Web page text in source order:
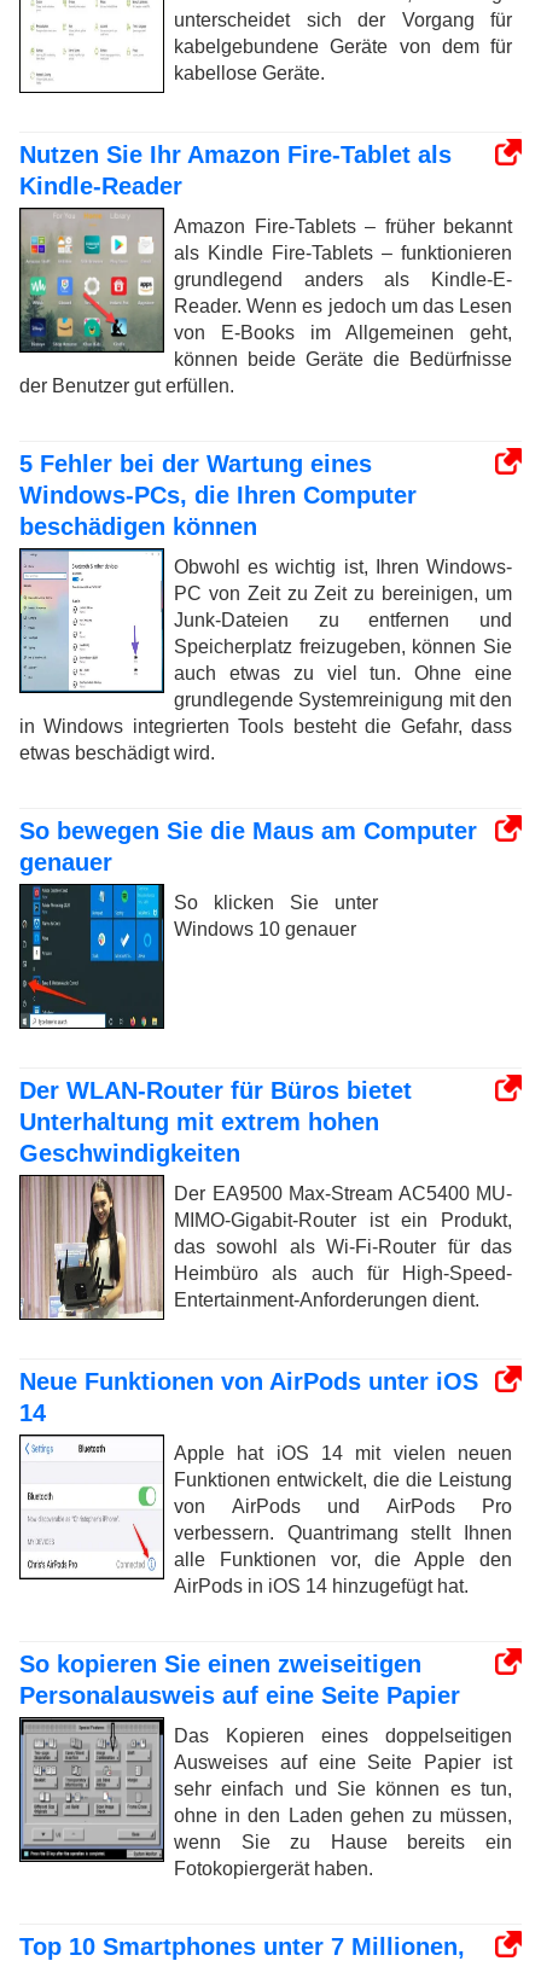
unterscheidet sich der Vorgang für
kabelgebundene Geräte von dem für
kabellose Geräte.
Nutzen Sie Ihr Amazon Fire-Tablet als
Kindle-Reader
Amazon Fire-Tablets – früher bekannt
als Kindle Fire-Tablets – funktionieren
grundlegend anders als Kindle-E-
Reader. Wenn es jedoch um das Lesen
von E-Books im Allgemeinen geht,
können beide Geräte die Bedürfnisse
der Benutzer gut erfüllen.
5 Fehler bei der Wartung eines
Windows-PCs, die Ihren Computer
beschädigen können
Obwohl es wichtig ist, Ihren Windows-
PC von Zeit zu Zeit zu bereinigen, um
Junk-Dateien zu entfernen und
Speicherplatz freizugeben, können Sie
auch etwas zu viel tun. Ohne eine
grundlegende Systemreinigung mit den
in Windows integrierten Tools besteht die Gefahr, dass
etwas beschädigt wird.
So bewegen Sie die Maus am Computer
genauer
So klicken Sie unter
Windows 10 genauer
Der WLAN-Router für Büros bietet
Unterhaltung mit extrem hohen
Geschwindigkeiten
Der EA9500 Max-Stream AC5400 MU-
MIMO-Gigabit-Router ist ein Produkt,
das sowohl als Wi-Fi-Router für das
Heimbüro als auch für High-Speed-
Entertainment-Anforderungen dient.
Neue Funktionen von AirPods unter iOS
14
Apple hat iOS 14 mit vielen neuen
Funktionen entwickelt, die die Leistung
von AirPods und AirPods Pro
verbessern. Quantrimang stellt Ihnen
alle Funktionen vor, die Apple den
AirPods in iOS 14 hinzugefügt hat.
So kopieren Sie einen zweiseitigen
Personalausweis auf eine Seite Papier
Das Kopieren eines doppelseitigen
Ausweises auf eine Seite Papier ist
sehr einfach und Sie können es tun,
ohne in den Laden gehen zu müssen,
wenn Sie zu Hause bereits ein
Fotokopiergerät haben.
Top 10 Smartphones unter 7 Millionen,